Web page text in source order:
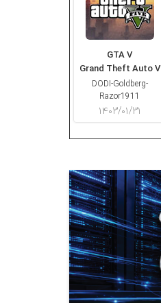
GTA V
Grand Theft Auto V
DODI-Goldberg-
Razor1911
۱۴۰۳/۰۱/۳۱